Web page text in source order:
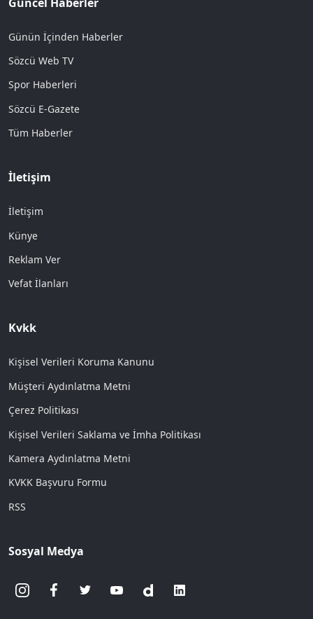
Günün İçinden Haberler
Sözcü Web TV
Spor Haberleri
Sözcü E-Gazete
Tüm Haberler
İletişim
İletişim
Künye
Reklam Ver
Vefat İlanları
Kvkk
Kişisel Verileri Koruma Kanunu
Müşteri Aydınlatma Metni
Çerez Politikası
Kişisel Verileri Saklama ve İmha Politikası
Kamera Aydınlatma Metni
KVKK Başvuru Formu
RSS
Sosyal Medya